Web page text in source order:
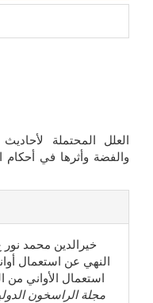
العلل المحتملة
والفضة وأثرها في أحكام
النهي عن استعمال
استعمال الأواني من
مجلة الراسخون